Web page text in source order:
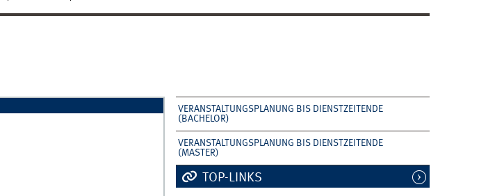
VERANSTALTUNGSPLANUNG BIS DIENSTZEITENDE
(BACHELOR)
VERANSTALTUNGSPLANUNG BIS DIENSTZEITENDE
(MASTER)
TOP-LINKS